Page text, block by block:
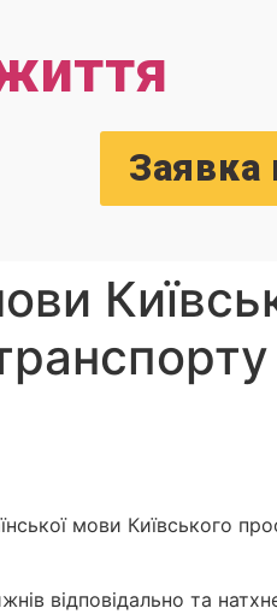
Заявка
мови Київського
відповідально та